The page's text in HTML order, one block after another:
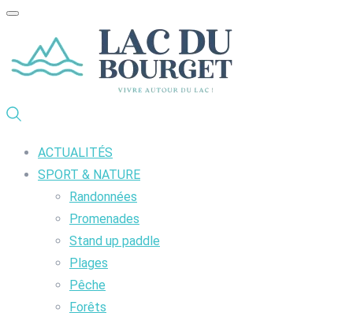
ACTUALITÉS
SPORT & NATURE
Randonnées
Promenades
Stand up paddle
Plages
Pêche
Forêts